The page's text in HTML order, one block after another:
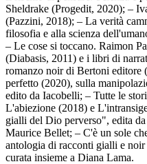
Sheldrake (Progedit, 2020); –
(Pazzini, 2018); – La verità
filosofia e alla scienza
– Le cose si toccano. Raimon
(Diabasis, 2011) e i libri di
romanzo noir di Bertoni
perfetto (2020), sulla
edito da Iacobelli; – Tutte le
L'abiezione (2018) e
gialli del Dio perverso", edita
Maurice Bellet; – C'è un sole
antologia di racconti gialli e
curata insieme a Diana Lama.